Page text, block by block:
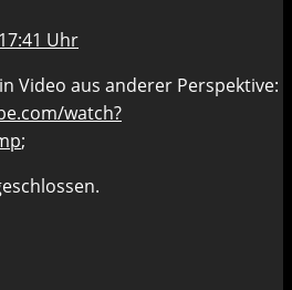
Uhr
Video aus anderer Perspektive:
watch?
;